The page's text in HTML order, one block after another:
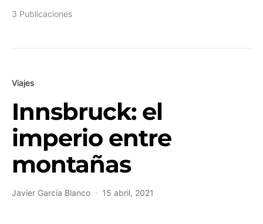
3 Publicaciones
Viajes
Innsbruck: el
imperio entre
montañas
Javier García Blanco 15 abril, 2021